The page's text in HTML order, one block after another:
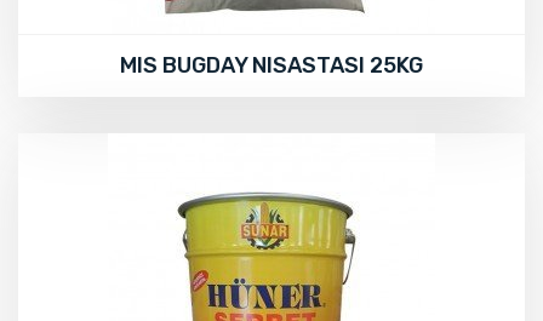
MIS BUGDAY NISASTASI 25KG